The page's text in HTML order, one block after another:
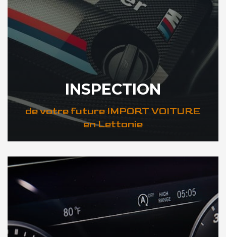
INSPECTION
de votre future IMPORT VOITURE
en Lettonie
DÉCOUVREZ VOTRE INSPECTION AUTO en Lettonie